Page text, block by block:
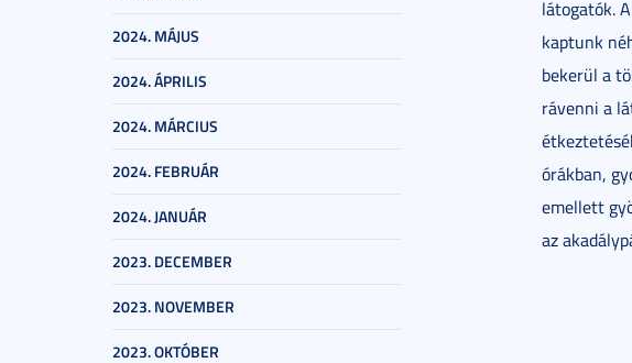
2024. MÁJUS
2024. ÁPRILIS
2024. MÁRCIUS
2024. FEBRUÁR
2024. JANUÁR
2023. DECEMBER
2023. NOVEMBER
2023. OKTÓBER
látogatók.
kaptunk
bekerül a
rávenni a
órákban,
emellett
az